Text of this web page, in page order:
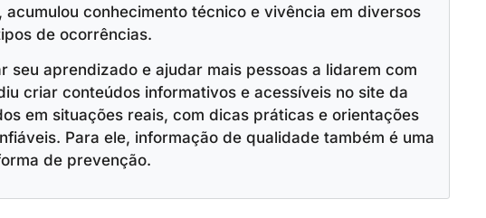
acumulou conhecimento técnico e vivência em diversos
de ocorrências.
seu aprendizado e ajudar mais pessoas a lidarem com
criar conteúdos informativos e acessíveis no site da
em situações reais, com dicas práticas e orientações
Para ele, informação de qualidade também é uma
de prevenção.